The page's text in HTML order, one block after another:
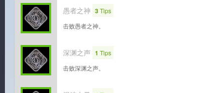
愚者之神 3Tips
击败愚者之神。
深渊之声 1 Tips
击败深渊之声。